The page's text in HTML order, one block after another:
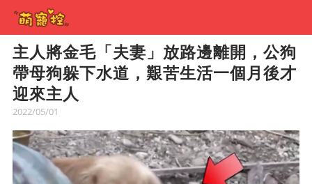
主人將金毛「夫妻」放路邊離開，公狗
帶母狗躲下水道，艱苦生活一個月後才
迎來主人
2022/05/01